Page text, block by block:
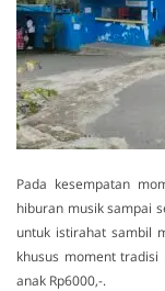
Pada kesempatan
hiburan musik sampai
untuk istirahat sambil
khusus moment tradisi
anak Rp6000,-.